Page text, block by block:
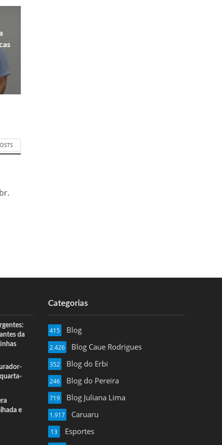
da
e
Categorias
Blog
415
Blog Caue Rodrigues
2.426
Blog do Erbi
352
Blog do Pereira
246
Blog Juliana Lima
719
Caruaru
1.917
Esportes
13